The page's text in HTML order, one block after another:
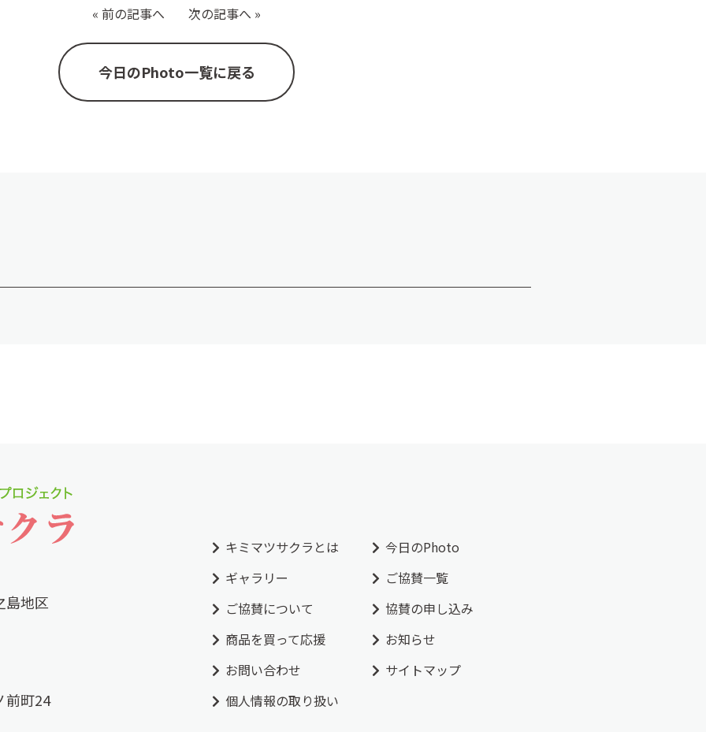
« 前の記事へ 次の記事へ »
今日のPhoto一覧に戻る
島地区
前町24
キミマツサクラとは
今日のPhoto
ギャラリー
ご協賛一覧
ご協賛について
協賛の申し込み
商品を買って応援
お知らせ
お問い合わせ
サイトマップ
個人情報の取り扱い